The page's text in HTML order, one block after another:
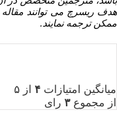
هدف ریسرچ می توانند مقاله
ممکن ترجمه نمایند.
میانگین امتیازات ۴ از ۵
از مجموع ۳ رای